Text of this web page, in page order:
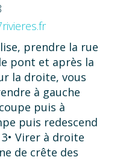
prendre la rue
pont et après la
la droite, vous
à gauche
puis à
puis redescend
Virer à droite
de crête des